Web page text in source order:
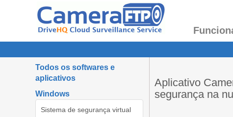
Todos os softwares e
aplicativos
Windows
Sistema de segurança virtual
Aplicativo
segurança na